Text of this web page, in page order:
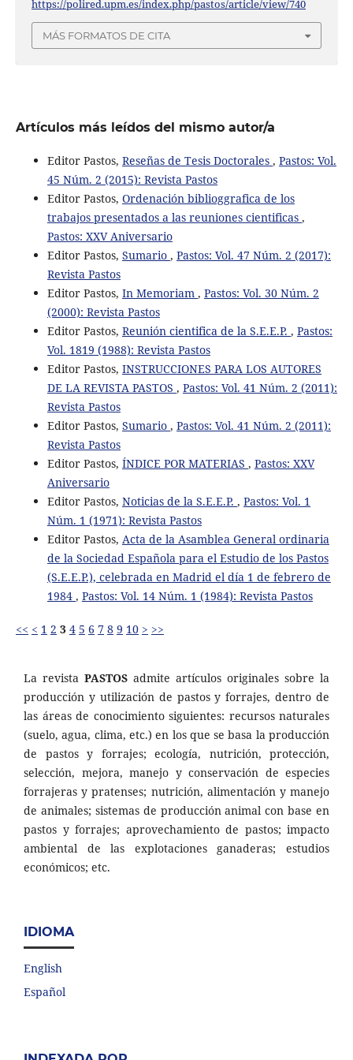
https://polired.upm.es/index.php/pastos/article/view/740
MÁS FORMATOS DE CITA
Artículos más leídos del mismo autor/a
Editor Pastos, Reseñas de Tesis Doctorales , Pastos: Vol.
45 Núm. 2 (2015): Revista Pastos
Editor Pastos, Ordenación biblioggrafica de los
trabajos presentados a las reuniones cientificas ,
Pastos: XXV Aniversario
Editor Pastos, Sumario , Pastos: Vol. 47 Núm. 2 (2017):
Revista Pastos
Editor Pastos, In Memoriam , Pastos: Vol. 30 Núm. 2
(2000): Revista Pastos
Editor Pastos, Reunión cientifica de la S.E.E.P. , Pastos:
Vol. 1819 (1988): Revista Pastos
Editor Pastos, INSTRUCCIONES PARA LOS AUTORES
DE LA REVISTA PASTOS , Pastos: Vol. 41 Núm. 2 (2011):
Revista Pastos
Editor Pastos, Sumario , Pastos: Vol. 41 Núm. 2 (2011):
Revista Pastos
Editor Pastos, ÍNDICE POR MATERIAS , Pastos: XXV
Aniversario
Editor Pastos, Noticias de la S.E.E.P. , Pastos: Vol. 1
Núm. 1 (1971): Revista Pastos
Editor Pastos, Acta de la Asamblea General ordinaria
de la Sociedad Española para el Estudio de los Pastos
(S.E.E.P.), celebrada en Madrid el día 1 de febrero de
1984 , Pastos: Vol. 14 Núm. 1 (1984): Revista Pastos
<< < 1 2 3 4 5 6 7 8 9 10 > >>
La revista PASTOS admite artículos originales sobre la
producción y utilización de pastos y forrajes, dentro de
las áreas de conocimiento siguientes: recursos naturales
(suelo, agua, clima, etc.) en los que se basa la producción
de pastos y forrajes; ecología, nutrición, protección,
selección, mejora, manejo y conservación de especies
forrajeras y pratenses; nutrición, alimentación y manejo
de animales; sistemas de producción animal con base en
pastos y forrajes; aprovechamiento de pastos; impacto
ambiental de las explotaciones ganaderas; estudios
económicos; etc.
IDIOMA
English
Español